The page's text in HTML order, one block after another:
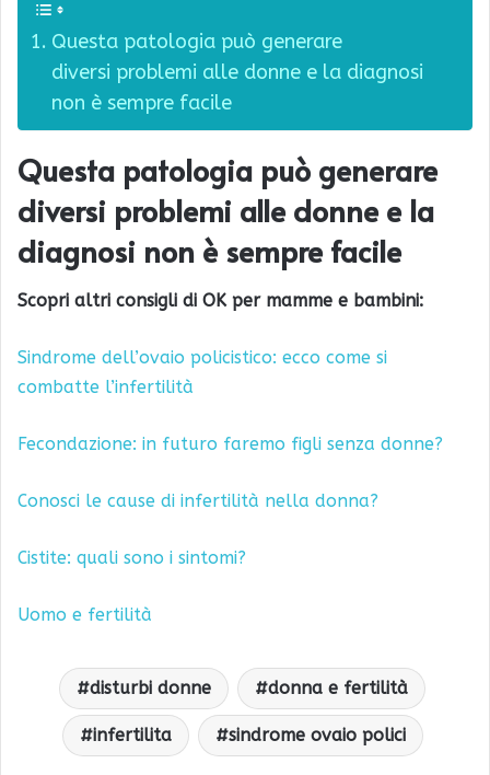
Questa patologia può generare
diversi problemi alle donne e la diagnosi
non è sempre facile
Questa patologia può generare
diversi problemi alle donne e la
diagnosi non è sempre facile
Scopri altri consigli di OK per mamme e bambini:
Sindrome dell’ovaio policistico: ecco come si
combatte l’infertilità
Fecondazione: in futuro faremo figli senza donne?
Conosci le cause di infertilità nella donna?
Cistite: quali sono i sintomi?
Uomo e fertilità
disturbi donne donna e fertilità
infertilita sindrome ovaio polici